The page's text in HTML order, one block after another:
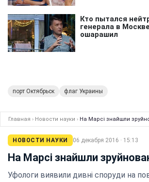
порт Октябрьск флаг Украины
Главная › Новости науки › На Марсі знайшли
НОВОСТИ НАУКИ 06 декабря 2016 · 15:13
На Марсі знайшли
Уфологи виявили дивні споруди на